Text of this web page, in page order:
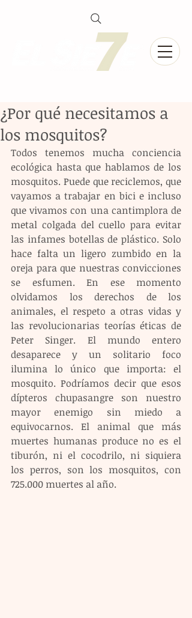
¿Por qué necesitamos a
los mosquitos?
Todos tenemos mucha conciencia
ecológica hasta que hablamos de los
mosquitos. Puede que reciclemos, que
vayamos a trabajar en bici e incluso
que vivamos con una cantimplora de
metal colgada del cuello para evitar
las infames botellas de plástico. Solo
hace falta un ligero zumbido en la
oreja para que nuestras convicciones
se esfumen. En ese momento
olvidamos los derechos de los
animales, el respeto a otras vidas y
las revolucionarias teorías éticas de
Peter Singer. El mundo entero
desaparece y un solitario foco
ilumina lo único que importa: el
mosquito. Podríamos decir que esos
dípteros chupasangre son nuestro
mayor enemigo sin miedo a
equivocarnos. El animal que más
muertes humanas produce no es el
tiburón, ni el cocodrilo, ni siquiera
los perros, son los mosquitos, con
725.000 muertes al año.